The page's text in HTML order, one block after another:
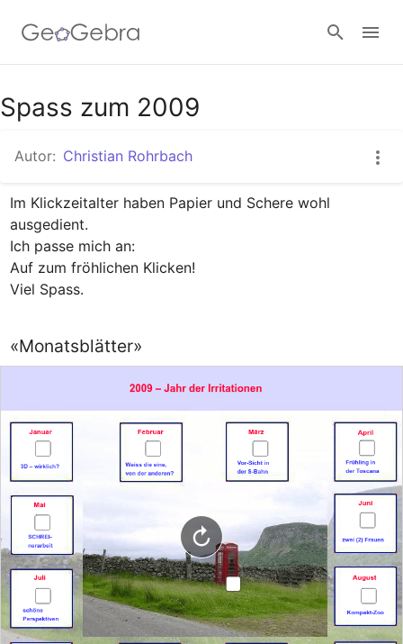
Google Classroom
GeoGebra Classroom
Spass zum 2009
Autor: Christian Rohrbach
Im Klickzeitalter haben Papier und Schere wohl
ausgedient.
Ich passe mich an:
Auf zum fröhlichen Klicken!
Viel Spass.
«Monatsblätter»